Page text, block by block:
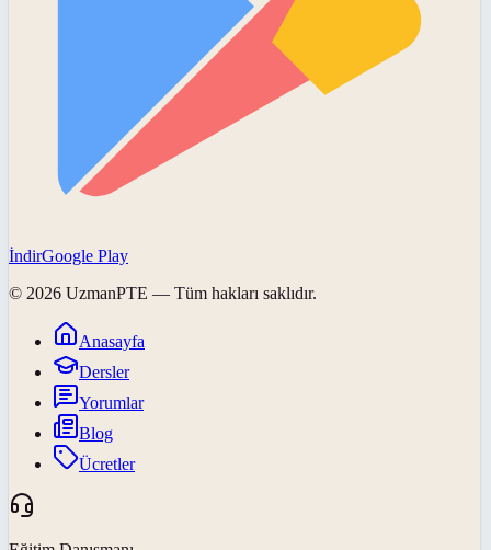
İndirGoogle Play
© 2026 UzmanPTE — Tüm hakları saklıdır.
Anasayfa
Dersler
Yorumlar
Blog
Ücretler